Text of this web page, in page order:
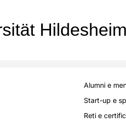
Hildesheim
Alumni e
Start-up e
Reti e